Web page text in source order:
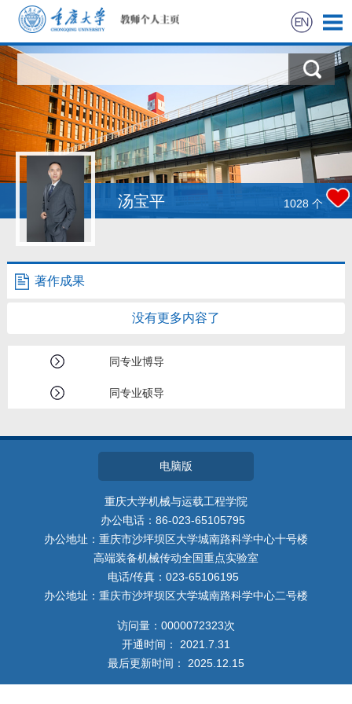
首页
科学研究
教学研究
获奖信息
社会实践
招生信息
我的相册
教师博客
汤宝平 1028 个
著作成果
没有更多内容了
同专业博导
同专业硕导
电脑版
重庆大学机械与运载工程学院
办公电话：86-023-65105795
办公地址：重庆市沙坪坝区大学城南路科学中心十号楼
高端装备机械传动全国重点实验室
电话/传真：023-65106195
办公地址：重庆市沙坪坝区大学城南路科学中心二号楼
访问量： 0000072323次
开通时间： 2021 7 31
最后更新时间： 2025 12 15